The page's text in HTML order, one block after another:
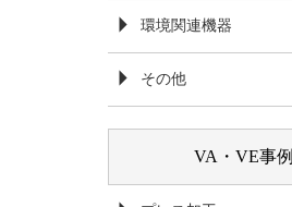
環境関連機器
その他
VA・VE事例